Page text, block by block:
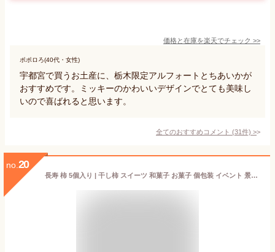
価格と在庫を楽天でチェック >>
ポポロろ(40代・女性)
宇都宮で買うお土産に、栃木限定アルフォートとちあいかが
おすすめです。ミッキーのかわいいデザインでとても美味し
いので喜ばれると思います。
全てのおすすめコメント (31件) >
no. 20
長寿 柿 5個入り | 干し柿 スイーツ 和菓子 お菓子 個包装 イベント 景品 会社 職場 大量 法人 母の日 父の日 バレンタイン ホワイトデー 2025 春ギフト プレゼント ギフト お祝い お返し 内祝い お取り寄せ